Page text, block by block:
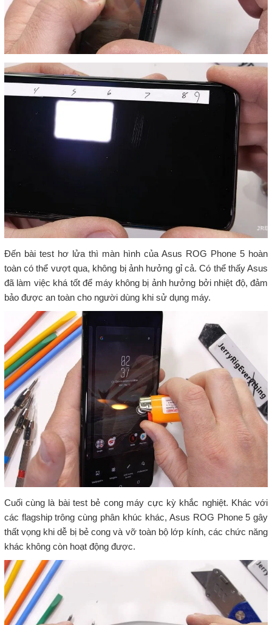
Đến bài test hơ lửa thì màn hình của Asus ROG Phone 5 hoàn
toàn có thể vượt qua, không bị ảnh hưởng gỉ cả. Có thể thấy Asus
đã làm việc khá tốt để máy không bị ảnh hưởng bởi nhiệt độ, đảm
bảo được an toàn cho người dùng khi sử dụng máy.
Cuối cùng là bài test bẻ cong máy cực kỳ khắc nghiệt. Khác với
các flagship trông cùng phân khúc khác, Asus ROG Phone 5 gây
thất vọng khi dễ bị bẻ cong và vỡ toàn bộ lớp kính, các chức năng
khác không còn hoạt động được.